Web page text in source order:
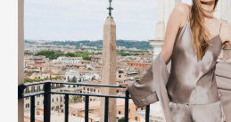
Заявка на аренду
Рекламные услуги
Контакты